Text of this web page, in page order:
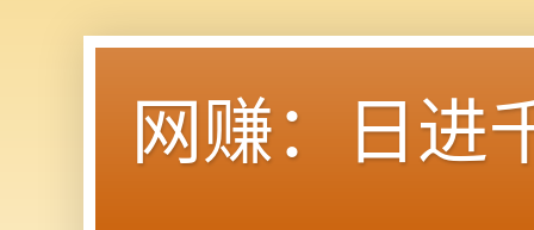
网赚：日进